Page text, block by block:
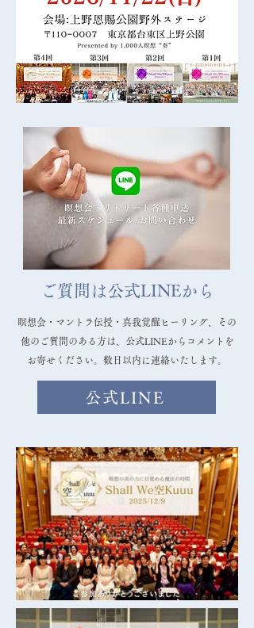
ご質問は公式LINEから
瞑想会・マントラ伝授・真我覚醒ヒーリング、その
他のご質問のある方は、公式LINEからコメントを
お寄せください。数日以内に連絡いたします。
公式LINE